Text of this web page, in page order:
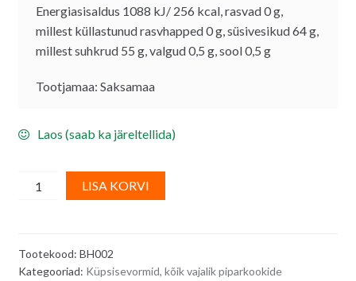
Energiasisaldus 1088 kJ/ 256 kcal, rasvad 0 g,
millest küllastunud rasvhapped 0 g, süsivesikud 64 g,
millest suhkrud 55 g, valgud 0,5 g, sool 0,5 g
Tootjamaa: Saksamaa
Laos (saab ka järeltellida)
Apelsinikoorepasta
quantity
LISA KORVI
Tootekood: BH002
Kategooriad: Küpsisevormid, kõik vajalik piparkookide